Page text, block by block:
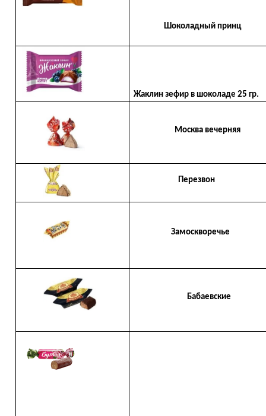
Шоколадный принц
Жаклин зефир в шоколаде 25 гр.
Москва вечерняя
Перезвон
Замоскворечье
Бабаевские